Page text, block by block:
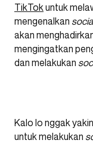
TikTok untuk
mengenalkan
akan
mengingatkan
dan melakukan
Kalo lo nggak
untuk melakukan